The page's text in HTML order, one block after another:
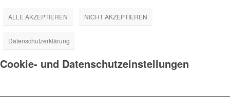
ALLE AKZEPTIEREN NICHT AKZEPTIEREN
Datenschutzerklärung
Cookie- und Datenschutzeinstellungen